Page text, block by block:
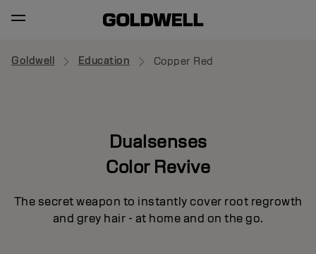
Goldwell Education Copper Red
Dualsenses
Color Revive
The secret weapon to instantly cover root regrowth
and grey hair - at home and on the go.